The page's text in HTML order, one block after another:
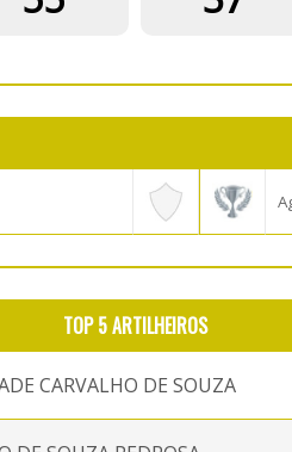
TOP 5 ARTILHEIROS
CARVALHO DE SOUZA